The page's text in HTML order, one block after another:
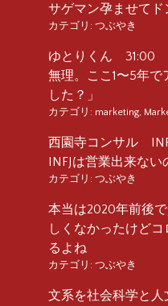
サゲマン孕ませてド
カテゴリ: つぶやき
ゆとりくん 31:00
無理。ここ1〜5年
した？」
カテゴリ: marketing
西園寺コンサル
INFJは営業出来ない
カテゴリ: つぶやき
本当は2020年前後
しくなかったけど
るよね
カテゴリ: つぶやき
文系を社会科学と